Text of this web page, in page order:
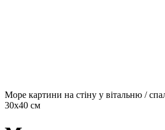
Море картини на стіну у вітальню /
30х40 см